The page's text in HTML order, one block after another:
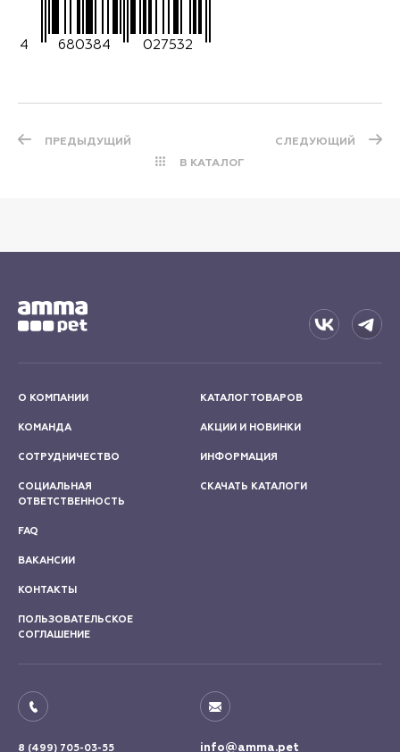
4 680384 027532
ПРЕДЫДУЩИЙ
В КАТАЛОГ
СЛЕДУЮЩИЙ
О КОМПАНИИ
КОМАНДА
СОТРУДНИЧЕСТВО
СОЦИАЛЬНАЯ
ОТВЕТСТВЕННОСТЬ
КАТАЛОГ ТОВАРОВ
АКЦИИ И НОВИНКИ
ИНФОРМАЦИЯ
СКАЧАТЬ КАТАЛОГИ
FAQ
ВАКАНСИИ
КОНТАКТЫ
ПОЛЬЗОВАТЕЛЬСКОЕ
СОГЛАШЕНИЕ
8 (499) 705-03-55 info@amma.pet